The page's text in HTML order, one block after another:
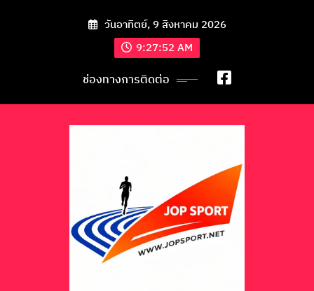
วันอาทิตย์, 9 สิงหาคม 2026
9:27:53 AM
ช่องทางการติดต่อ